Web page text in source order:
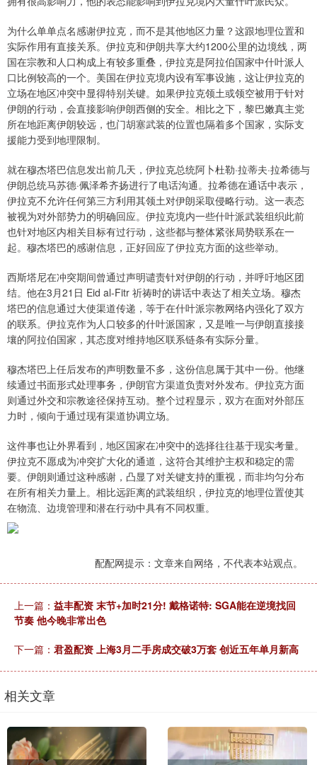
为什么单单点名感谢伊拉克，而不是其他地区力量？这跟地理位置和
实际作用有直接关系。伊拉克和伊朗共享大约1200公里的边境线，两
国在宗教和人口构成上有较多重叠，伊拉克是阿拉伯国家中什叶派人
口比例较高的一个。美国在伊拉克境内设有军事设施，这让伊拉克的
立场在地区冲突中显得特别关键。如果伊拉克领土或领空被用于针对
伊朗的行动，会直接影响伊朗西侧的安全。相比之下，黎巴嫩真主党
所在地距离伊朗较远，也门胡塞武装的位置也隔着多个国家，实际支
援能力受到地理限制。
就在穆杰塔巴信息发出前几天，伊拉克总统阿卜杜勒·拉蒂夫·拉希德与
伊朗总统马苏德·佩泽希齐扬进行了电话沟通。拉希德在通话中表示，
伊拉克不允许任何第三方利用其领土对伊朗采取侵略行动。这一表态
被视为对外部势力的明确回应。伊拉克境内一些什叶派武装组织此前
也针对地区内相关目标有过行动，这些都与整体紧张局势联系在一
起。穆杰塔巴的感谢信息，正好回应了伊拉克方面的这些举动。
西斯塔尼在冲突期间曾通过声明谴责针对伊朗的行动，并呼吁地区团
结。他在3月21日 Eid al-Fitr 祈祷时的讲话中表达了相关立场。穆杰
塔巴的信息通过大使渠道传递，等于在什叶派宗教网络内强化了双方
的联系。伊拉克作为人口较多的什叶派国家，又是唯一与伊朗直接接
壤的阿拉伯国家，其态度对维持地区联系链条有实际分量。
穆杰塔巴上任后发布的声明数量不多，这份信息属于其中一份。他继
续通过书面形式处理事务，伊朗官方渠道负责对外发布。伊拉克方面
则通过外交和宗教途径保持互动。整个过程显示，双方在面对外部压
力时，倾向于通过现有渠道协调立场。
这件事也让外界看到，地区国家在冲突中的选择往往基于现实考量。
伊拉克不愿成为冲突扩大化的通道，这符合其维护主权和稳定的需
要。伊朗则通过这种感谢，凸显了对关键支持的重视，而非均匀分布
在所有相关力量上。相比远距离的武装组织，伊拉克的地理位置使其
在物流、边境管理和潜在行动中具有不同权重。
配配网提示：文章来自网络，不代表本站观点。
上一篇： 益丰配资 末节+加时21分! 戴格诺特: SGA能在逆境找回
节奏 他今晚非常出色
下一篇： 君盈配资 上海3月二手房成交破3万套 创近五年单月新高
相关文章